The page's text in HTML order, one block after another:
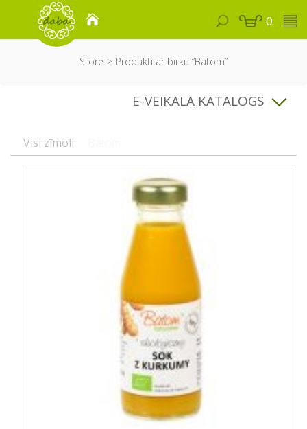
0
Store Produkti ar birku “Batom”
E-VEIKALA KATALOGS
Visi zīmoli